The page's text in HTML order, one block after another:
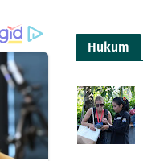
Hukum